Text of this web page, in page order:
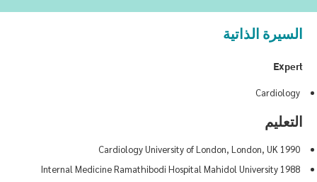
السيرة الذاتية
Expert
Cardiology
التعليم
1990 Cardiology University of London, London, UK
1988 Internal Medicine Ramathibodi Hospital Mahidol University